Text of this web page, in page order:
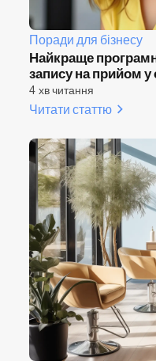
Поради для бізнесу
Найкраще
запису на прийом у
4 хв читання
Читати статтю